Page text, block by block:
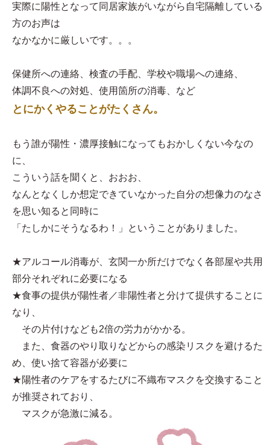
実際に陽性となって同居家族がいながら自宅隔離している
方のお声は
なかなかに厳しいです。。。
保健所への連絡、検査の手配、学校や職場への連絡、
体調不良への対処、使用箇所の消毒、など
とにかくやることがたくさん。
もう誰が陽性・濃厚接触になってもおかしくない今なの
に、
こういう話を聞くと、おおお、
なんとなくしか想定できていなかった自分の想像力のなさ
を思い知ると同時に
「たしかにそうなるわ！」ということがありました。
★アルコール消毒が、玄関一か所だけでなく各部屋や共用
部分それぞれに必要になる
★食事の提供が陽性者／非陽性者と分けて提供することに
なり、
その片付けなども2倍の労力がかかる。
また、食器のやり取りなどからの感染リスクを避けるた
め、使い捨て容器が必要に
★陽性者のケアをするたびに不織布マスクを交換すること
が推奨されており、
マスクが急激に減る。